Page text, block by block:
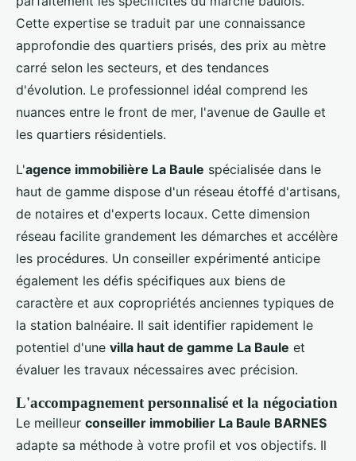
Cette expertise se traduit par une connaissance
approfondie des quartiers prisés, des prix au mètre
carré selon les secteurs, et des tendances
d'évolution. Le professionnel idéal comprend les
nuances entre le front de mer, l'avenue de Gaulle et
les quartiers résidentiels.
L'agence immobilière La Baule spécialisée dans le
haut de gamme dispose d'un réseau étoffé d'artisans,
de notaires et d'experts locaux. Cette dimension
réseau facilite grandement les démarches et accélère
les procédures. Un conseiller expérimenté anticipe
également les défis spécifiques aux biens de
caractère et aux copropriétés anciennes typiques de
la station balnéaire. Il sait identifier rapidement le
potentiel d'une villa haut de gamme La Baule et
évaluer les travaux nécessaires avec précision.
L'accompagnement personnalisé et la négociation
Le meilleur conseiller immobilier La Baule BARNES
adapte sa méthode à votre profil et vos objectifs. Il